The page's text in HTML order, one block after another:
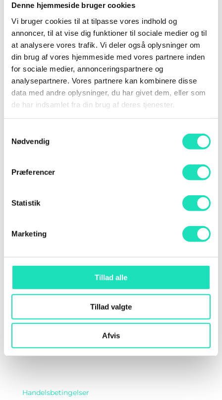
Denne hjemmeside bruger cookies
Vi bruger cookies til at tilpasse vores indhold og
annoncer, til at vise dig funktioner til sociale medier og til
at analysere vores trafik. Vi deler også oplysninger om
din brug af vores hjemmeside med vores partnere inden
for sociale medier, annonceringspartnere og
analysepartnere. Vores partnere kan kombinere disse
data med andre oplysninger, du har givet dem, eller som
de har indsamlet fra din brug af deres tjenester.
Nødvendig
Præferencer
Statistik
Marketing
Tillad alle
Tillad valgte
Afvis
Paneldebat - C Level session - AI på
direktionsgangen: Strategiske valg i en
ny virkelighed
Navigation
Program
Cookie deklaration
Handelsbetingelser